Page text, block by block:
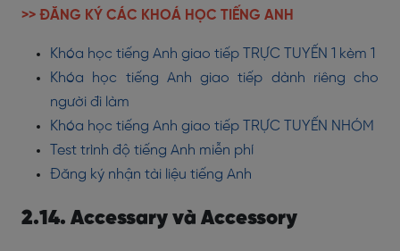
>> ĐĂNG KÝ CÁC KHOÁ HỌC TIẾNG ANH
Khóa học tiếng Anh giao tiếp TRỰC TUYẾN 1 kèm 1
Khóa học tiếng Anh giao tiếp dành riêng cho
người đi làm
Khóa học tiếng Anh giao tiếp TRỰC TUYẾN NHÓM
Test trình độ tiếng Anh miễn phí
Đăng ký nhận tài liệu tiếng Anh
2.14. Accessary và Accessory